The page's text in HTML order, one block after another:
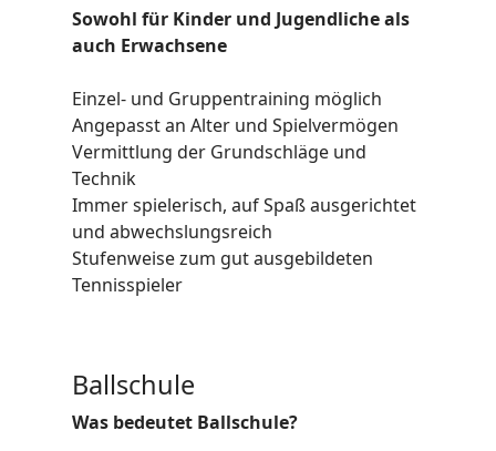
Sowohl für Kinder und Jugendliche als
auch Erwachsene
Einzel- und Gruppentraining möglich
Angepasst an Alter und Spielvermögen
Vermittlung der Grundschläge und
Technik
Immer spielerisch, auf Spaß ausgerichtet
und abwechslungsreich
Stufenweise zum gut ausgebildeten
Tennisspieler
Ballschule
Was bedeutet Ballschule?